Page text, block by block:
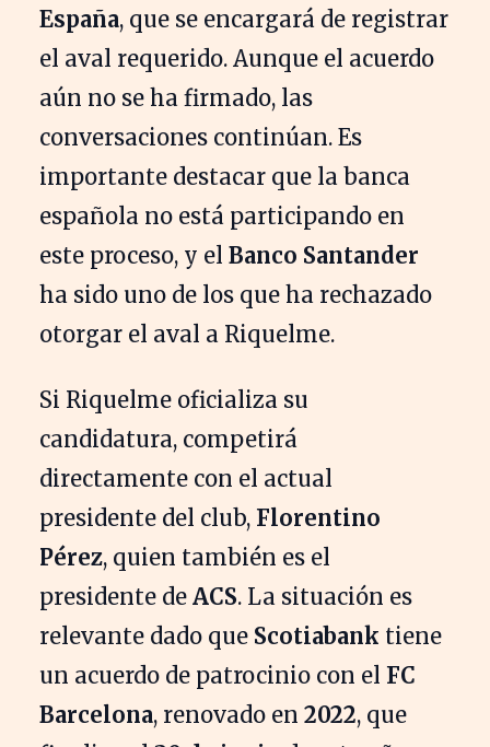
España, que se encargará de registrar
el aval requerido. Aunque el acuerdo
aún no se ha firmado, las
conversaciones continúan. Es
importante destacar que la banca
española no está participando en
este proceso, y el Banco Santander
ha sido uno de los que ha rechazado
otorgar el aval a Riquelme.
Si Riquelme oficializa su
candidatura, competirá
directamente con el actual
presidente del club, Florentino
Pérez, quien también es el
presidente de ACS. La situación es
relevante dado que Scotiabank tiene
un acuerdo de patrocinio con el FC
Barcelona, renovado en 2022, que